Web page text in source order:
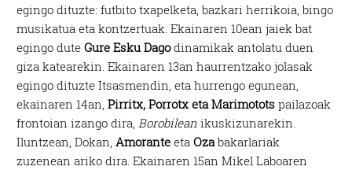
egingo dituzte: futbito txapelketa, bazkari herrikoia, bingo
musikatua eta kontzertuak. Ekainaren 10ean jaiek bat
egingo duteGure Esku Dagodinamikak antolatu duen
giza katearekin. Ekainaren 13an haurrentzako jolasak
egingo dituzte Itsasmendin, eta hurrengo egunean,
ekainaren 14an,Pirritx, Porrotx eta Marimotots pailazoak
frontoian izango dira,Borobilean ikuskizunarekin.
Iluntzean, Dokan,Amorante etaOzabakarlariak
zuzenean ariko dira. Ekainaren 15an Mikel Laboaren